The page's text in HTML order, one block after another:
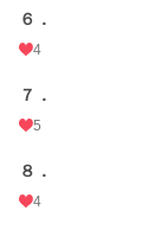
６．
4
７．
5
８．
4